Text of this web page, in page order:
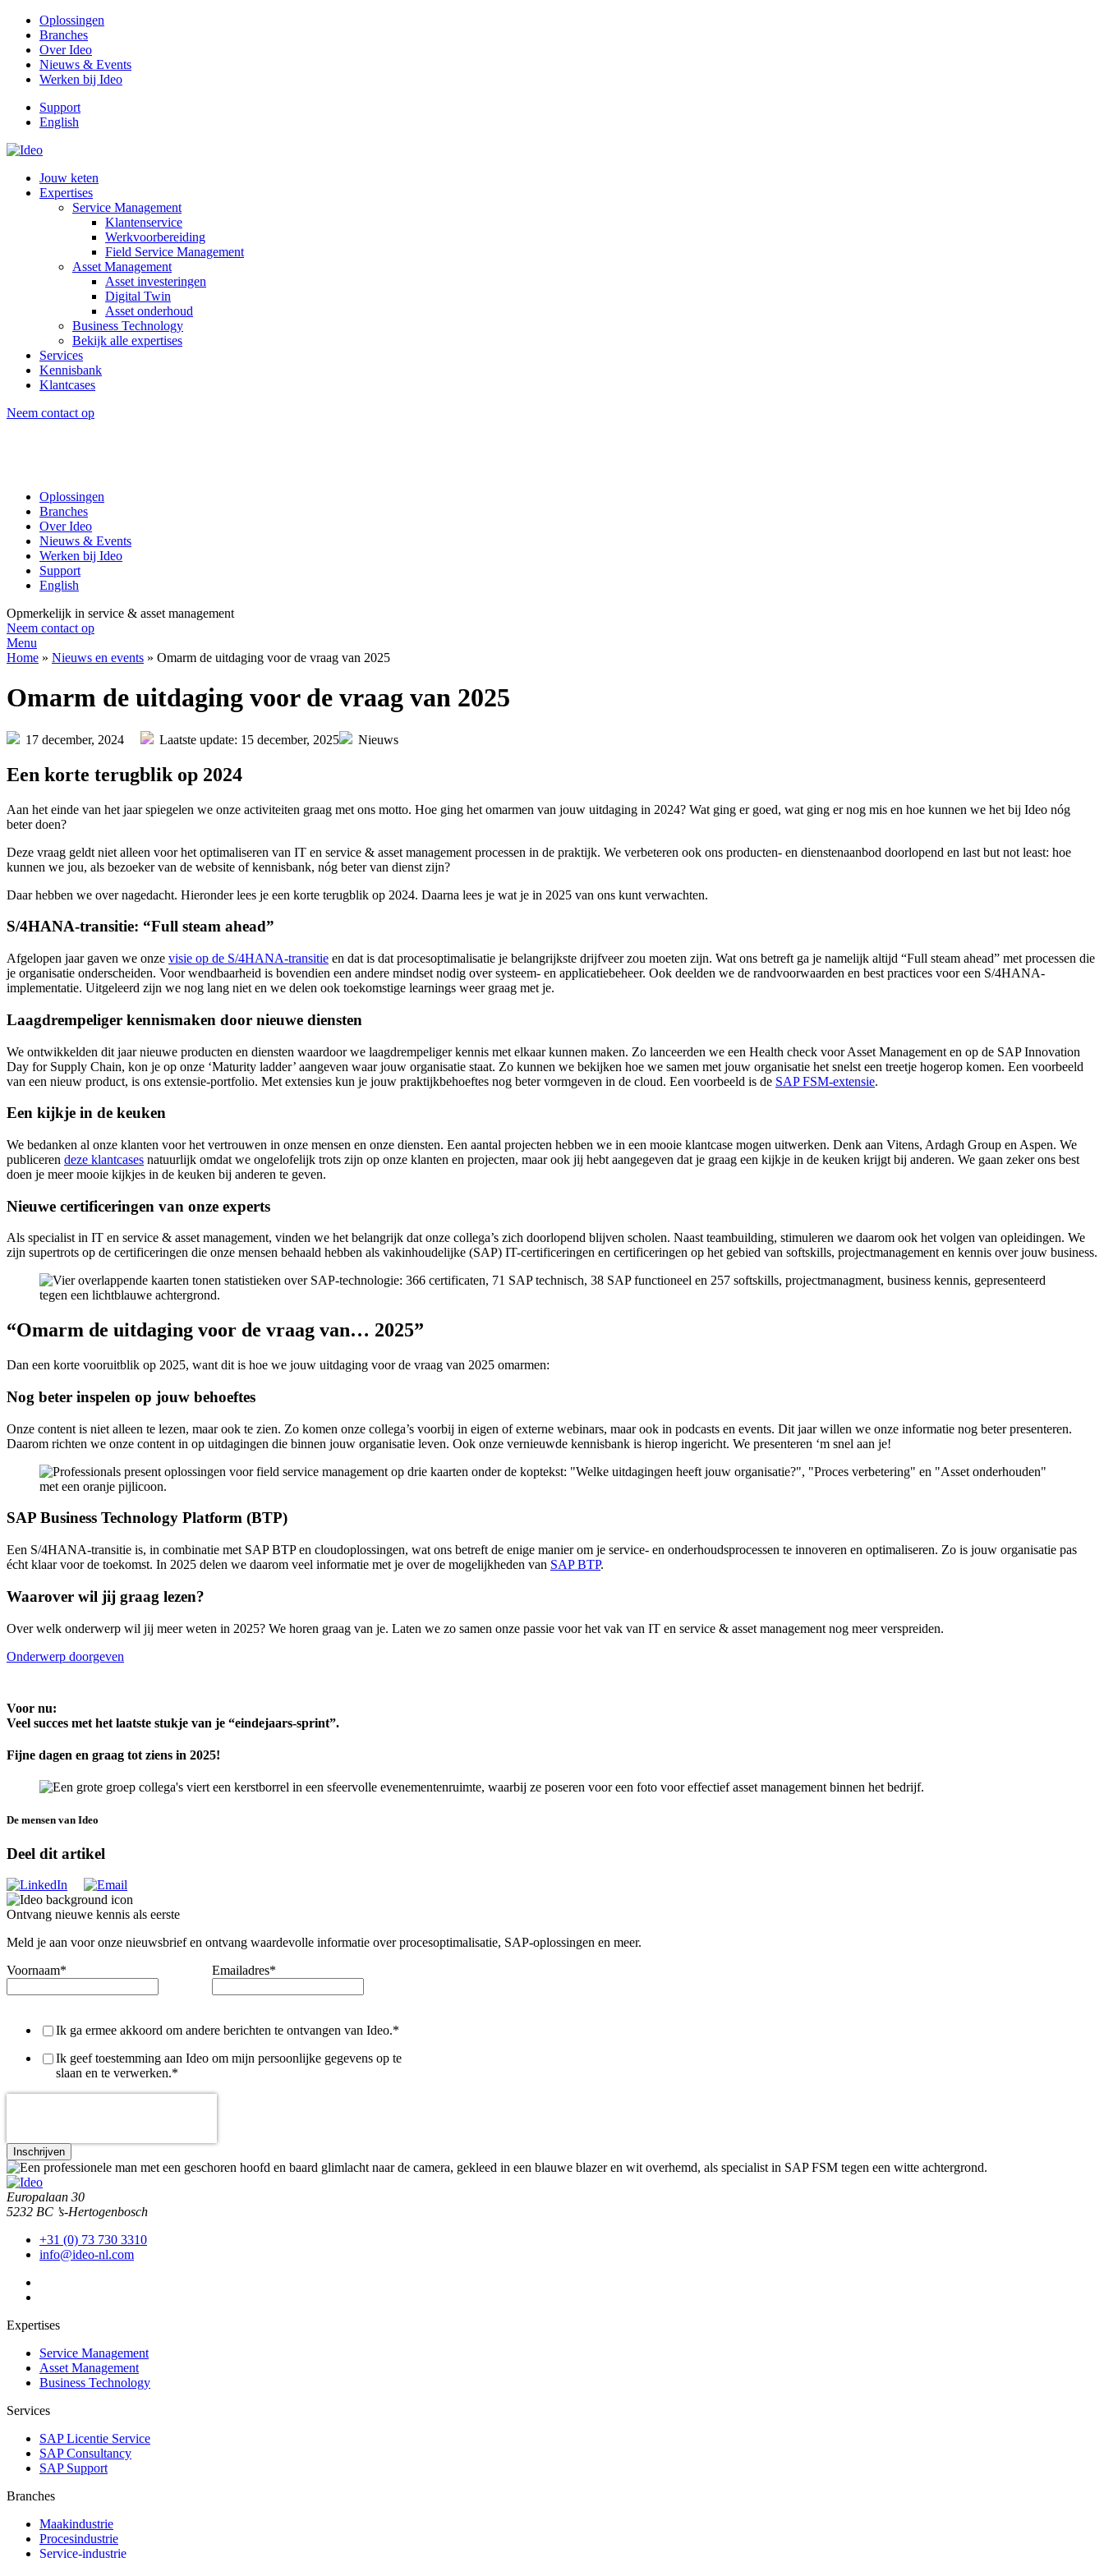
Oplossingen
Branches
Over Ideo
Nieuws & Events
Werken bij Ideo
Support
English
Jouw keten
Expertises
Service Management
Klantenservice
Werkvoorbereiding
Field Service Management
Asset Management
Asset investeringen
Digital Twin
Asset onderhoud
Business Technology
Bekijk alle expertises
Services
Kennisbank
Klantcases
Neem contact op
Oplossingen
Branches
Over Ideo
Nieuws & Events
Werken bij Ideo
Support
English
Opmerkelijk in service & asset management
Neem contact op
Menu
Home » Nieuws en events » Omarm de uitdaging voor de vraag van 2025
Omarm de uitdaging voor de vraag van 2025
17 december, 2024 Laatste update: 15 december, 2025 Nieuws
Een korte terugblik op 2024
Aan het einde van het jaar spiegelen we onze activiteiten graag met ons motto. Hoe ging het omarmen van jouw uitdaging in 2024? Wat ging er goed, wat ging er nog mis en hoe kunnen we het bij Ideo nóg
beter doen?
Deze vraag geldt niet alleen voor het optimaliseren van IT en service & asset management processen in de praktijk. We verbeteren ook ons producten- en dienstenaanbod doorlopend en last but not least: hoe
kunnen we jou, als bezoeker van de website of kennisbank, nóg beter van dienst zijn?
Daar hebben we over nagedacht. Hieronder lees je een korte terugblik op 2024. Daarna lees je wat je in 2025 van ons kunt verwachten.
S/4HANA-transitie: “Full steam ahead”
Afgelopen jaar gaven we onze visie op de S/4HANA-transitie en dat is dat procesoptimalisatie je belangrijkste drijfveer zou moeten zijn. Wat ons betreft ga je namelijk altijd “Full steam ahead” met processen die
je organisatie onderscheiden. Voor wendbaarheid is bovendien een andere mindset nodig over systeem- en applicatiebeheer. Ook deelden we de randvoorwaarden en best practices voor een S/4HANA-
implementatie. Uitgeleerd zijn we nog lang niet en we delen ook toekomstige learnings weer graag met je.
Laagdrempeliger kennismaken door nieuwe diensten
We ontwikkelden dit jaar nieuwe producten en diensten waardoor we laagdrempeliger kennis met elkaar kunnen maken. Zo lanceerden we een Health check voor Asset Management en op de SAP Innovation
Day for Supply Chain, kon je op onze ‘Maturity ladder’ aangeven waar jouw organisatie staat. Zo kunnen we bekijken hoe we samen met jouw organisatie het snelst een treetje hogerop komen. Een voorbeeld
van een nieuw product, is ons extensie-portfolio. Met extensies kun je jouw praktijkbehoeftes nog beter vormgeven in de cloud. Een voorbeeld is de SAP FSM-extensie.
Een kijkje in de keuken
We bedanken al onze klanten voor het vertrouwen in onze mensen en onze diensten. Een aantal projecten hebben we in een mooie klantcase mogen uitwerken. Denk aan Vitens, Ardagh Group en Aspen. We
publiceren deze klantcases natuurlijk omdat we ongelofelijk trots zijn op onze klanten en projecten, maar ook jij hebt aangegeven dat je graag een kijkje in de keuken krijgt bij anderen. We gaan zeker ons best
doen je meer mooie kijkjes in de keuken bij anderen te geven.
Nieuwe certificeringen van onze experts
Als specialist in IT en service & asset management, vinden we het belangrijk dat onze collega’s zich doorlopend blijven scholen. Naast teambuilding, stimuleren we daarom ook het volgen van opleidingen. We
zijn supertrots op de certificeringen die onze mensen behaald hebben als vakinhoudelijke (SAP) IT-certificeringen en certificeringen op het gebied van softskills, projectmanagement en kennis over jouw business.
“Omarm de uitdaging voor de vraag van… 2025”
Dan een korte vooruitblik op 2025, want dit is hoe we jouw uitdaging voor de vraag van 2025 omarmen:
Nog beter inspelen op jouw behoeftes
Onze content is niet alleen te lezen, maar ook te zien. Zo komen onze collega’s voorbij in eigen of externe webinars, maar ook in podcasts en events. Dit jaar willen we onze informatie nog beter presenteren.
Daarom richten we onze content in op uitdagingen die binnen jouw organisatie leven. Ook onze vernieuwde kennisbank is hierop ingericht. We presenteren ‘m snel aan je!
SAP Business Technology Platform (BTP)
Een S/4HANA-transitie is, in combinatie met SAP BTP en cloudoplossingen, wat ons betreft de enige manier om je service- en onderhoudsprocessen te innoveren en optimaliseren. Zo is jouw organisatie pas
écht klaar voor de toekomst. In 2025 delen we daarom veel informatie met je over de mogelijkheden van SAP BTP.
Waarover wil jij graag lezen?
Over welk onderwerp wil jij meer weten in 2025? We horen graag van je. Laten we zo samen onze passie voor het vak van IT en service & asset management nog meer verspreiden.
Onderwerp doorgeven
Voor nu:
Veel succes met het laatste stukje van je “eindejaars-sprint”.
Fijne dagen en graag tot ziens in 2025!
De mensen van Ideo
Deel dit artikel
Ontvang nieuwe kennis als eerste
Meld je aan voor onze nieuwsbrief en ontvang waardevolle informatie over procesoptimalisatie, SAP-oplossingen en meer.
Voornaam* Emailadres*
Ik ga ermee akkoord om andere berichten te ontvangen van Ideo.*
Ik geef toestemming aan Ideo om mijn persoonlijke gegevens op te
slaan en te verwerken.*
Europalaan 30
5232 BC ’s-Hertogenbosch
+31 (0) 73 730 3310
info@ideo-nl.com
Expertises
Service Management
Asset Management
Business Technology
Services
SAP Licentie Service
SAP Consultancy
SAP Support
Branches
Maakindustrie
Procesindustrie
Service-industrie